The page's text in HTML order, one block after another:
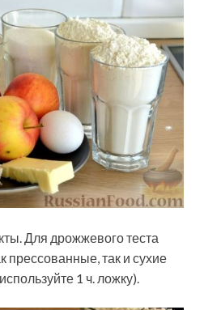
Для дрожжевого теста
прессованные, так и сухие
1 ч. ложку).